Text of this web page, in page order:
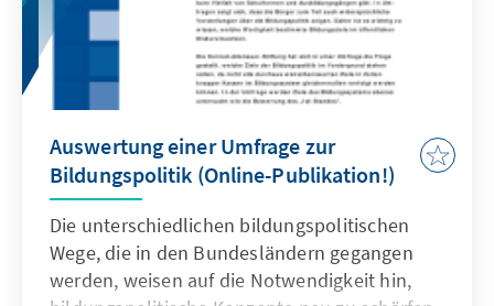
Auswertung einer Umfrage zur
Bildungspolitik (Online-Publikation!)
Die unterschiedlichen bildungspolitischen
Wege, die in den Bundesländern gegangen
werden, weisen auf die Notwendigkeit hin,